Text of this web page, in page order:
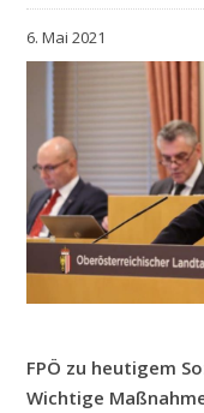
6. Mai 2021
FPÖ zu heutigem
Wichtige